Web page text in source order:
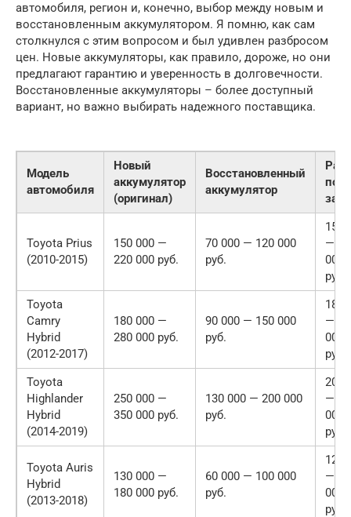
автомобиля, регион и, конечно, выбор между новым и
восстановленным аккумулятором. Я помню, как сам
столкнулся с этим вопросом и был удивлен разбросом
цен. Новые аккумуляторы, как правило, дороже, но они
предлагают гарантию и уверенность в долговечности.
Восстановленные аккумуляторы – более доступный
вариант, но важно выбирать надежного поставщика.
Модель
автомобиля
Новый
аккумулятор
(оригинал)
Восстановленный
аккумулятор
по
Toyota Prius
(2010-2015)
150 000 —
220 000 руб.
70 000 — 120 000
руб.
15
— 25
000
руб.
Toyota
Camry
Hybrid
(2012-2017)
180 000 —
280 000 руб.
90 000 — 150 000
руб.
18
— 30
000
руб.
Toyota
Highlander
Hybrid
(2014-2019)
250 000 —
350 000 руб.
130 000 — 200 000
руб.
20
— 35
000
руб.
Toyota Auris
Hybrid
(2013-2018)
130 000 —
180 000 руб.
60 000 — 100 000
руб.
12
— 20
000
руб.